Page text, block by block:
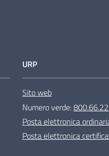
URP
Sito web
Numero verde:
Posta elettronica
Posta elettronica